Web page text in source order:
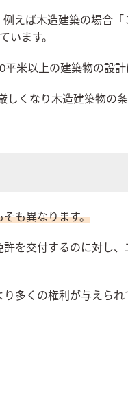
えば木造建築の場合
います。
米以上の建築物の設計
くなり木造建築物の
も異なります。
を交付するのに対し
多くの権利が与えられ